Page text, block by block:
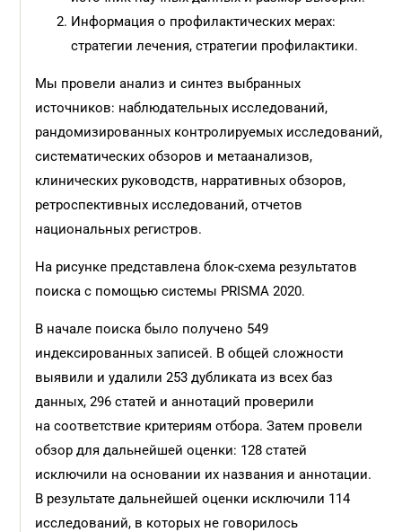
Информация о профилактических мерах:
стратегии лечения, стратегии профилактики.
Мы провели анализ и синтез выбранных
источников: наблюдательных исследований,
рандомизированных контролируемых исследований,
систематических обзоров и метаанализов,
клинических руководств, нарративных обзоров,
ретроспективных исследований, отчетов
национальных регистров.
На рисунке представлена блок-схема результатов
поиска с помощью системы PRISMA 2020.
В начале поиска было получено 549
индексированных записей. В общей сложности
выявили и удалили 253 дубликата из всех баз
данных, 296 статей и аннотаций проверили
на соответствие критериям отбора. Затем провели
обзор для дальнейшей оценки: 128 статей
исключили на основании их названия и аннотации.
В результате дальнейшей оценки исключили 114
исследований, в которых не говорилось